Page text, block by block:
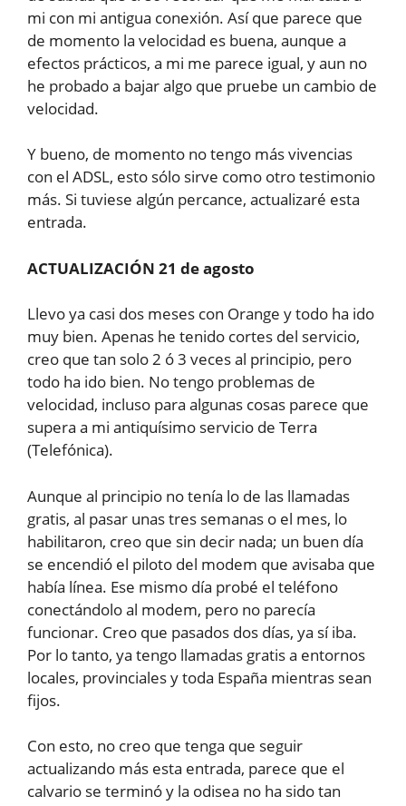
mi con mi antigua conexión. Así que parece que
de momento la velocidad es buena, aunque a
efectos prácticos, a mi me parece igual, y aun no
he probado a bajar algo que pruebe un cambio de
velocidad.
Y bueno, de momento no tengo más vivencias
con el ADSL, esto sólo sirve como otro testimonio
más. Si tuviese algún percance, actualizaré esta
entrada.
ACTUALIZACIÓN 21 de agosto
Llevo ya casi dos meses con Orange y todo ha ido
muy bien. Apenas he tenido cortes del servicio,
creo que tan solo 2 ó 3 veces al principio, pero
todo ha ido bien. No tengo problemas de
velocidad, incluso para algunas cosas parece que
supera a mi antiquísimo servicio de Terra
(Telefónica).
Aunque al principio no tenía lo de las llamadas
gratis, al pasar unas tres semanas o el mes, lo
habilitaron, creo que sin decir nada; un buen día
se encendió el piloto del modem que avisaba que
había línea. Ese mismo día probé el teléfono
conectándolo al modem, pero no parecía
funcionar. Creo que pasados dos días, ya sí iba.
Por lo tanto, ya tengo llamadas gratis a entornos
locales, provinciales y toda España mientras sean
fijos.
Con esto, no creo que tenga que seguir
actualizando más esta entrada, parece que el
calvario se terminó y la odisea no ha sido tan